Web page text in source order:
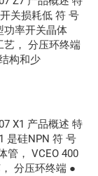
关损耗低 符 号
功率开关晶体
艺， 分压环终端
构和少
X1 产品概述 特
是硅NPN 符 号
管， VCEO 400
分压环终端 ●